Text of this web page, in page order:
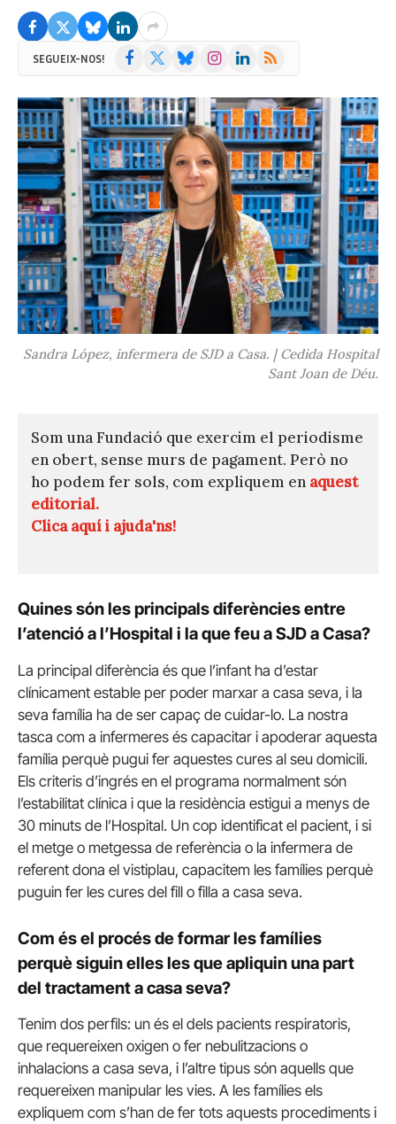
SEGUEIX-NOS! Facebook BlueskyInstagramLinkedIn
RSS
Sandra López, infermera de SJD a Casa. | Cedida Hospital
Sant Joan de Déu.
Som una Fundació que exercim el periodisme
en obert, sense murs de pagament. Però no
ho podem fer sols, com expliquem en aquest
editorial.
Clica aquí i ajuda'ns!
Quines són les principals diferències entre
l’atenció a l’Hospital i la que feu a SJD a Casa?
La principal diferència és que l’infant ha d’estar
clínicament estable per poder marxar a casa seva, i la
seva família ha de ser capaç de cuidar-lo. La nostra
tasca com a infermeres és capacitar i apoderar aquesta
família perquè pugui fer aquestes cures al seu domicili.
Els criteris d’ingrés en el programa normalment són
l’estabilitat clínica i que la residència estigui a menys de
30 minuts de l’Hospital. Un cop identificat el pacient, i si
el metge o metgessa de referència o la infermera de
referent dona el vistiplau, capacitem les famílies perquè
puguin fer les cures del fill o filla a casa seva.
Com és el procés de formar les famílies
perquè siguin elles les que apliquin una part
del tractament a casa seva?
Tenim dos perfils: un és el dels pacients respiratoris,
que requereixen oxigen o fer nebulitzacions o
inhalacions a casa seva, i l’altre tipus són aquells que
requereixen manipular les vies. A les famílies els
expliquem com s’han de fer tots aquests procediments i